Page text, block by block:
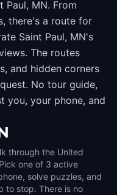
Paul, MN. From
there's a route for
Saint Paul, MN's
The routes
and hidden corners
No tour guide,
you, your phone, and
through the United
one of 3 active
solve puzzles, and
to stop. There is no